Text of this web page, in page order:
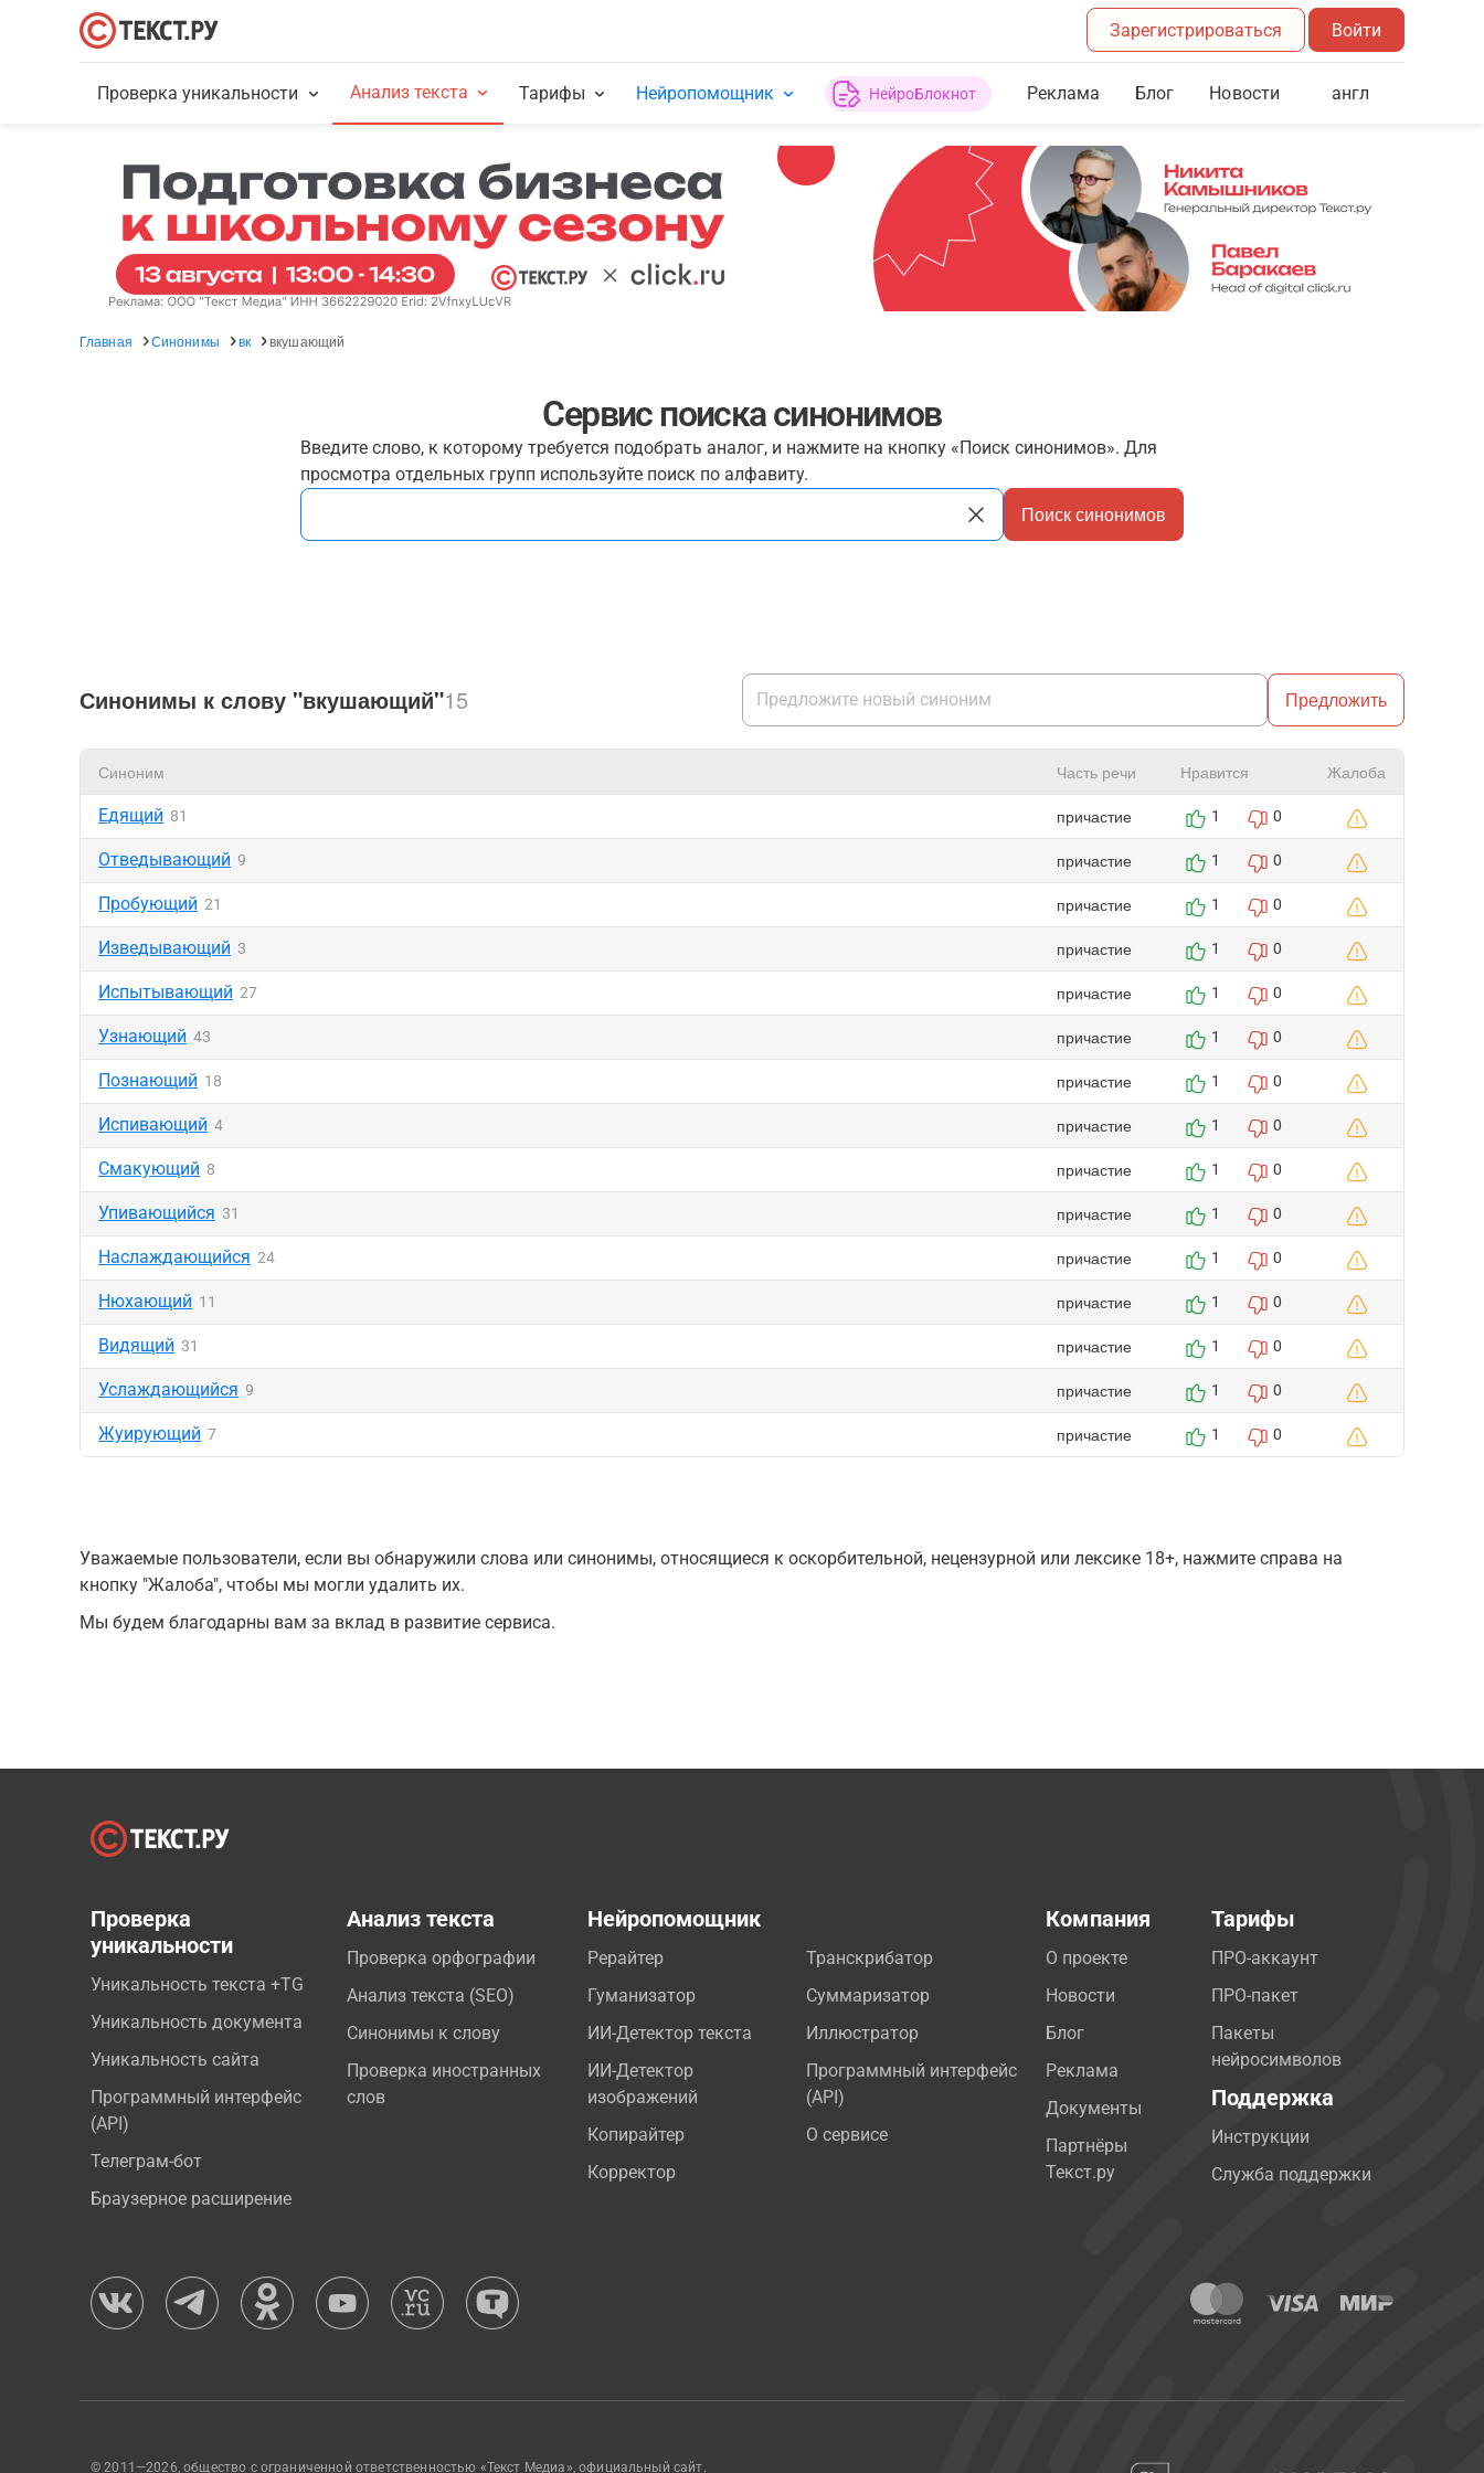
Зарегистрироваться Войти
Проверка уникальности Анализ текста Тарифы Нейропомощник НейроБлокнот Реклама Блог Новости англ
Главная Синонимы вк вкушающий
Сервис поиска синонимов
Введите слово, к которому требуется подобрать аналог, и нажмите на кнопку «Поиск синонимов». Для
просмотра отдельных групп используйте поиск по алфавиту.
Поиск синонимов
Синонимы к слову "вкушающий"15 Предложить
Синоним Часть речи Нравится Жалоба
Едящий 81 причастие 1 0
Отведывающий 9 причастие 1 0
Пробующий 21 причастие 1 0
Изведывающий 3 причастие 1 0
Испытывающий 27 причастие 1 0
Узнающий 43 причастие 1 0
Познающий 18 причастие 1 0
Испивающий 4 причастие 1 0
Смакующий 8 причастие 1 0
Упивающийся 31 причастие 1 0
Наслаждающийся 24 причастие 1 0
Нюхающий 11 причастие 1 0
Видящий 31 причастие 1 0
Услаждающийся 9 причастие 1 0
Жуирующий 7 причастие 1 0
Уважаемые пользователи, если вы обнаружили слова или синонимы, относящиеся к оскорбительной, нецензурной или лексике 18+, нажмите справа на
кнопку "Жалоба", чтобы мы могли удалить их.
Мы будем благодарны вам за вклад в развитие сервиса.
Проверка
уникальности
Уникальность текста +TG
Уникальность документа
Уникальность сайта
Программный интерфейс
(API)
Телеграм-бот
Браузерное расширение
Анализ текста
Проверка орфографии
Анализ текста (SEO)
Синонимы к слову
Проверка иностранных
слов
Нейропомощник
Рерайтер
Гуманизатор
ИИ-Детектор текста
ИИ-Детектор
изображений
Копирайтер
Корректор
Транскрибатор
Суммаризатор
Иллюстратор
Программный интерфейс
(API)
О сервисе
Компания
О проекте
Новости
Блог
Реклама
Документы
Партнёры
Текст.ру
Тарифы
ПРО-аккаунт
ПРО-пакет
Пакеты
нейросимволов
Поддержка
Инструкции
Служба поддержки
© 2011—2026, общество с ограниченной ответственностью «Текст Медиа», официальный сайт.